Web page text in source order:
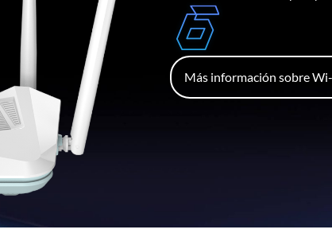
Más información sobre